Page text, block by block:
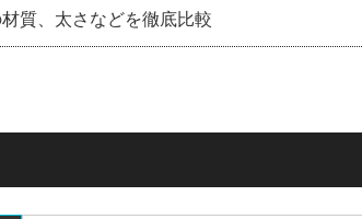
質、太さなどを徹底比較